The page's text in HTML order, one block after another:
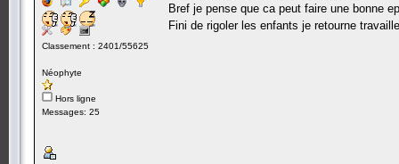
Classement : 2401/55625
Néophyte
Hors ligne
Messages: 25
Bref je pense que ca peut faire une bonne
Fini de rigoler les enfants je retourne